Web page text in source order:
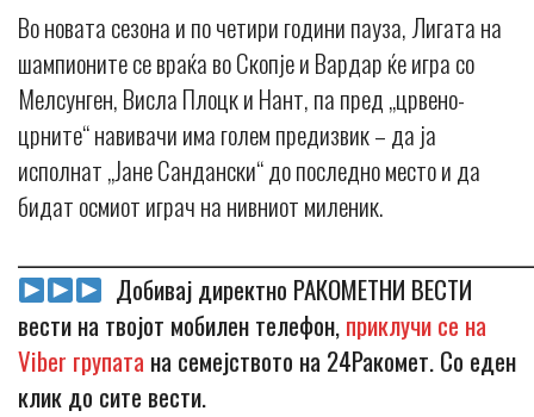
Во новата сезона и по четири години пауза, Лигата на
шампионите се враќа во Скопје и Вардар ќе игра со
Мелсунген, Висла Плоцк и Нант, па пред „црвено-
црните“ навивачи има голем предизвик – да ја
исполнат „Јане Сандански“ до последно место и да
бидат осмиот играч на нивниот миленик.
Добивај директно РАКОМЕТНИ ВЕСТИ
вести на твојот мобилен телефон,приклучи се на
Viber групата на семејството на 24Ракомет. Со еден
клик до сите вести.